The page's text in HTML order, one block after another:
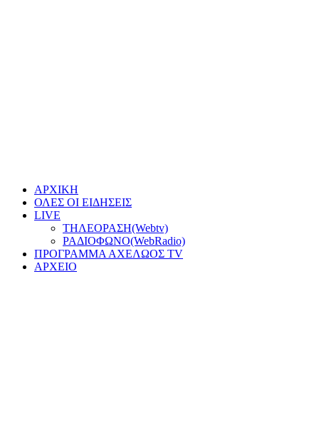
ΑΡΧΙΚΗ
ΟΛΕΣ ΟΙ ΕΙΔΗΣΕΙΣ
LIVE
ΤΗΛΕΟΡΑΣΗ(Webtv)
ΡΑΔΙΟΦΩΝΟ(WebRadio)
ΠΡΟΓΡΑΜΜΑ ΑΧΕΛΩΟΣ TV
ΑΡΧΕΙΟ